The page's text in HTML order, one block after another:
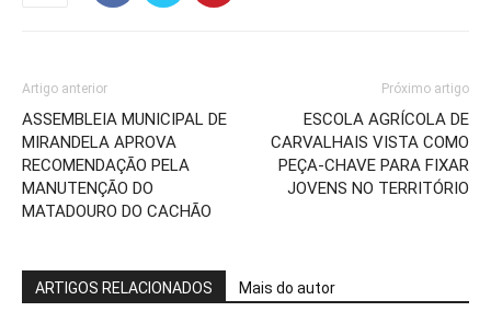
Artigo anterior
ASSEMBLEIA MUNICIPAL DE
MIRANDELA APROVA
RECOMENDAÇÃO PELA
MANUTENÇÃO DO
MATADOURO DO CACHÃO
Próximo artigo
ESCOLA AGRÍCOLA DE
CARVALHAIS VISTA COMO
PEÇA-CHAVE PARA FIXAR
JOVENS NO TERRITÓRIO
ARTIGOS RELACIONADOS Mais do autor